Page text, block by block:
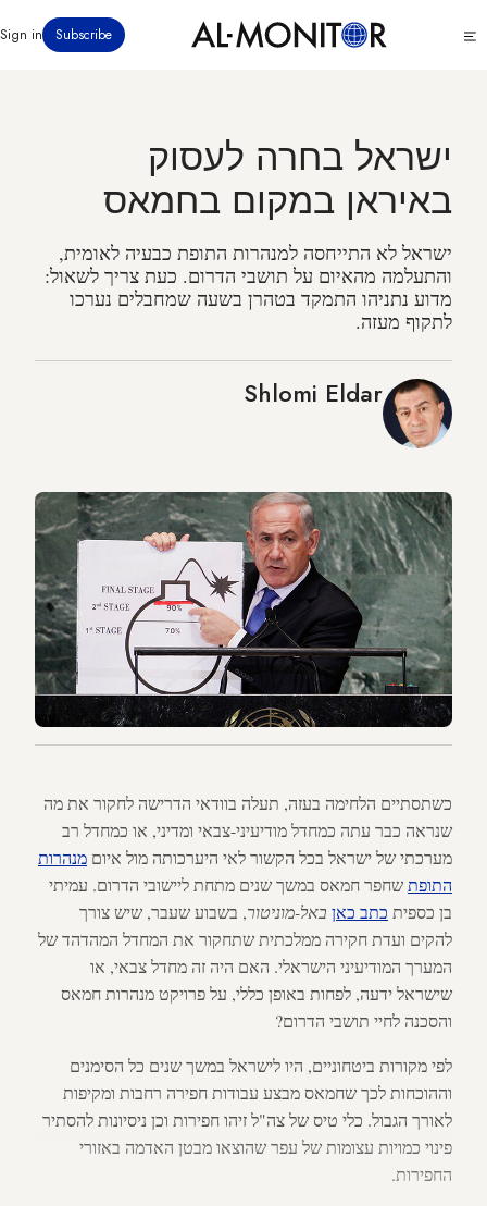
לתוכן
Subscribe
Sign in
ישראל בחרה לעסוק
באיראן במקום בחמאס
ישראל לא התייחסה למנהרות התופת כבעיה לאומית,
והתעלמה מהאיום על תושבי הדרום. כעת צריך לשאול:
מדוע נתניהו התמקד בטהרן בשעה שמחבלים נערכו
לתקוף מעזה.
Shlomi Eldar
כשתסתיים הלחימה בעזה, תעלה בוודאי הדרישה לחקור את מה
שנראה כבר עתה כמחדל מודיעיני-צבאי ומדיני, או כמחדל רב
מערכתי של ישראל בכל הקשור לאי היערכותה מול איום מנהרות
התופתשחפר חמאס במשך שנים מתחת ליישובי הדרום. עמיתי
בן כספית כתב כאן באל-מוניטור, בשבוע שעבר, שיש צורך
להקים ועדת חקירה ממלכתית שתחקור את המחדל המהדהד של
המערך המודיעיני הישראלי. האם היה זה מחדל צבאי, או
שישראל ידעה, לפחות באופן כללי, על פרויקט מנהרות חמאס
והסכנה לחיי תושבי הדרום?
לפי מקורות ביטחוניים, היו לישראל במשך שנים כל הסימנים
וההוכחות לכך שחמאס מבצע עבודות חפירה רחבות ומקיפות
לאורך הגבול. כלי טיס של צה"ל זיהו חפירות וכן ניסיונות להסתיר
פינוי כמויות עצומות של עפר שהוצאו מבטן האדמה באזורי
החפירות.